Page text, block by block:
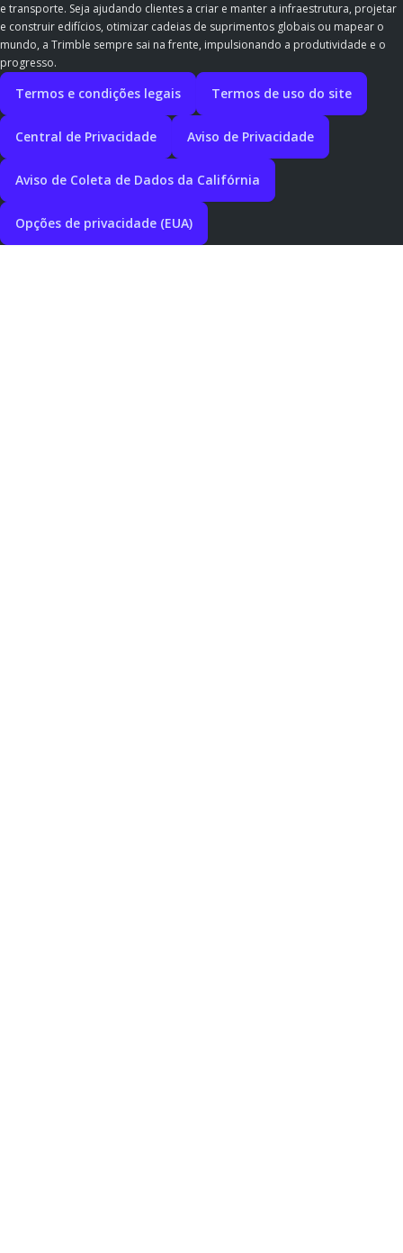
e transporte. Seja ajudando clientes a criar e manter a infraestrutura, projetar
e construir edifícios, otimizar cadeias de suprimentos globais ou mapear o
mundo, a Trimble sempre sai na frente, impulsionando a produtividade e o
progresso.
Termos e condições legais Termos de uso do site
Central de Privacidade Aviso de Privacidade
Aviso de Coleta de Dados da Califórnia
Opções de privacidade (EUA)